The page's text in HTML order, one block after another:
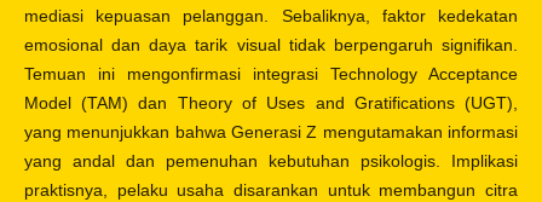
mediasi kepuasan pelanggan. Sebaliknya, faktor kedekatan
emosional dan daya tarik visual tidak berpengaruh signifikan.
Temuan ini mengonfirmasi integrasi Technology Acceptance
Model (TAM) dan Theory of Uses and Gratifications (UGT),
yang menunjukkan bahwa Generasi Z mengutamakan informasi
yang andal dan pemenuhan kebutuhan psikologis. Implikasi
praktisnya, pelaku usaha disarankan untuk membangun citra